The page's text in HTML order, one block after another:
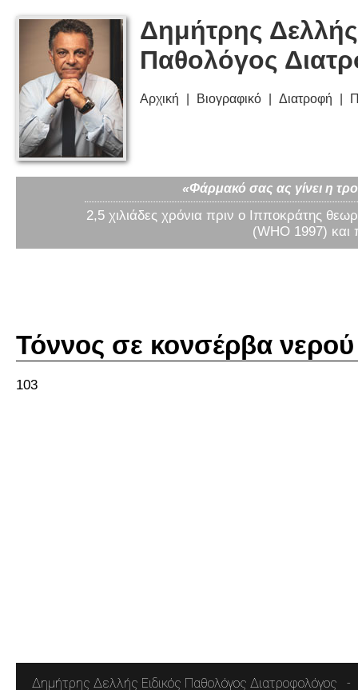
Δημήτρης
Παθολόγος
Αρχική Βιογραφικό Διατροφή
«Φάρμακό σας ας γίνει η
2,5 χιλιάδες χρόνια πριν ο Ιπποκράτης
(WHO 1997) και
Τόννος σε κονσέρβα
103
Δημήτρης Δελλής Ειδικός Παθολόγος Διατροφολόγος